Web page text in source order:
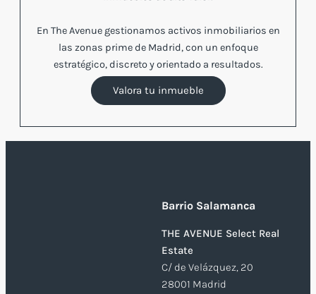
En The Avenue gestionamos activos inmobiliarios en
las zonas prime de Madrid, con un enfoque
estratégico, discreto y orientado a resultados.
Valora tu inmueble
Barrio Salamanca
THE AVENUE Select Real
Estate
C/ de Velázquez, 20
28001 Madrid